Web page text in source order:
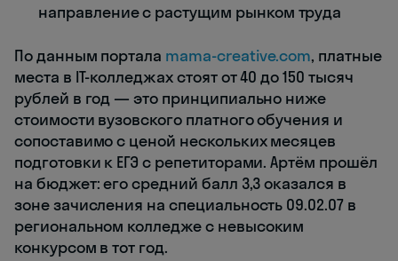
направление с растущим рынком труда
По данным портала mama-creative.com, платные
места в IT-колледжах стоят от 40 до 150 тысяч
рублей в год — это принципиально ниже
стоимости вузовского платного обучения и
сопоставимо с ценой нескольких месяцев
подготовки к ЕГЭ с репетиторами. Артём прошёл
на бюджет: его средний балл 3,3 оказался в
зоне зачисления на специальность 09.02.07 в
региональном колледже с невысоким
конкурсом в тот год.